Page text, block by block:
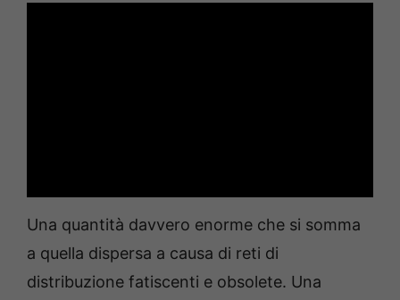
Una quantità davvero enorme che si somma
a quella dispersa a causa di reti di
distribuzione fatiscenti e obsolete. Una